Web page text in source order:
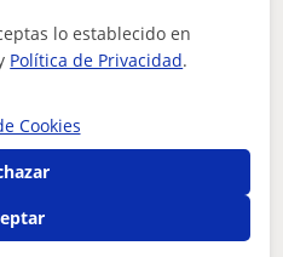
de ingles o de
varios veranos
T...
lo establecido en
Política de Privacidad.
Cookies